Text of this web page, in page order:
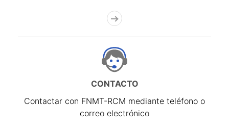
CONTACTO
Contactar con FNMT-RCM mediante teléfono o
correo electrónico